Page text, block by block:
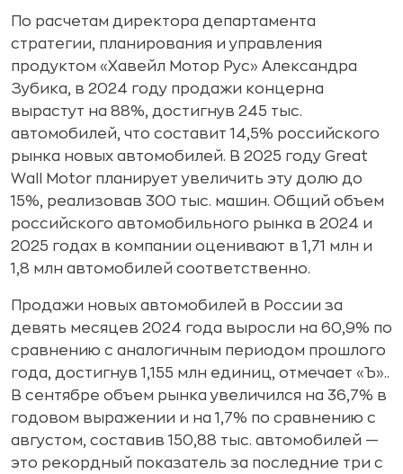
По расчетам директора департамента
стратегии, планирования и управления
продуктом «Хавейл Мотор Рус» Александра
Зубика, в 2024 году продажи концерна
вырастут на 88%, достигнув 245 тыс.
автомобилей, что составит 14,5% российского
рынка новых автомобилей. В 2025 году Great
Wall Motor планирует увеличить эту долю до
15%, реализовав 300 тыс. машин. Общий объем
российского автомобильного рынка в 2024 и
2025 годах в компании оценивают в 1,71 млн и
1,8 млн автомобилей соответственно.
Продажи новых автомобилей в России за
девять месяцев 2024 года выросли на 60,9% по
сравнению с аналогичным периодом прошлого
года, достигнув 1,155 млн единиц, отмечает «Ъ»..
В сентябре объем рынка увеличился на 36,7% в
годовом выражении и на 1,7% по сравнению с
августом, составив 150,88 тыс. автомобилей —
это рекордный показатель за последние три с